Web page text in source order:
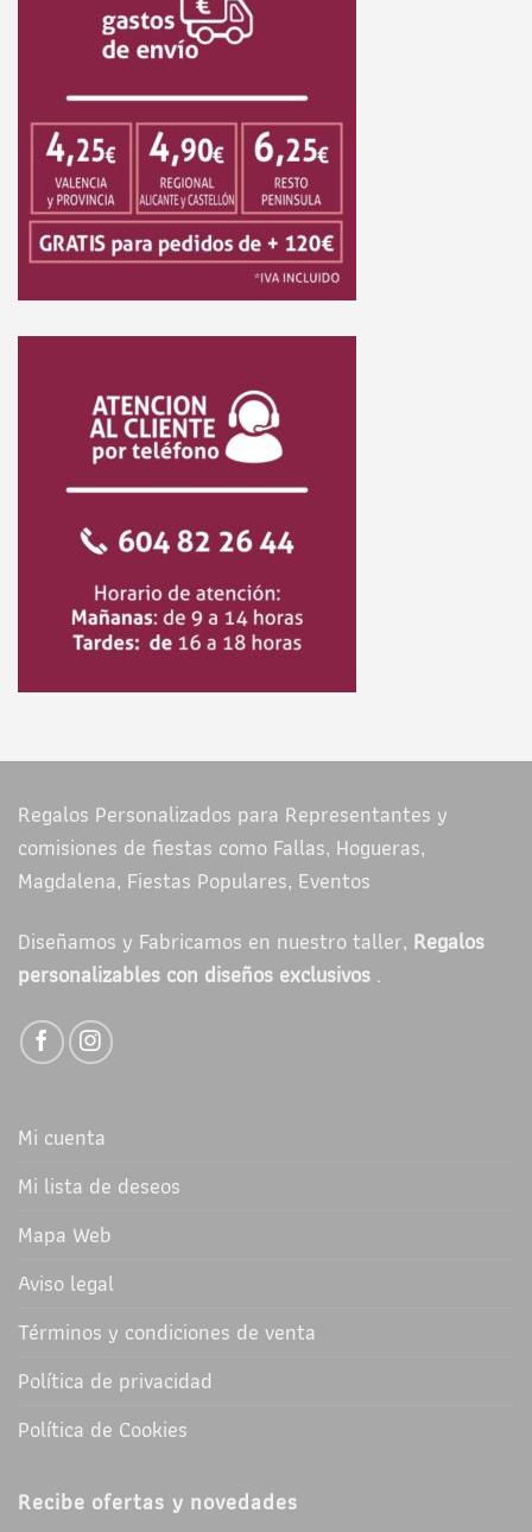
Regalos Personalizados para Representantes y
comisiones de fiestas como Fallas, Hogueras,
Magdalena, Fiestas Populares, Eventos
Diseñamos y Fabricamos en nuestro taller, Regalos
personalizables con diseños exclusivos .
Mi cuenta
Mi lista de deseos
Mapa Web
Aviso legal
Términos y condiciones de venta
Política de privacidad
Política de Cookies
Recibe ofertas y novedades